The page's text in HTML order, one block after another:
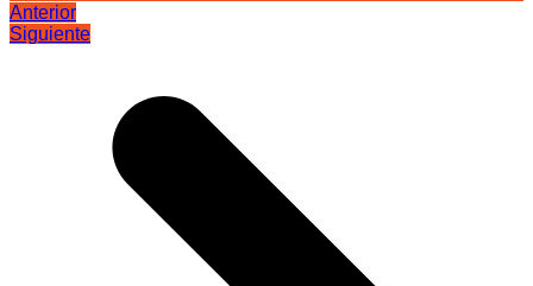
Anterior
Siguiente